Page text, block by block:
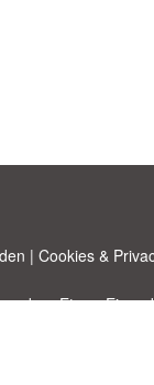
| Cookies &
doorEtuzy.